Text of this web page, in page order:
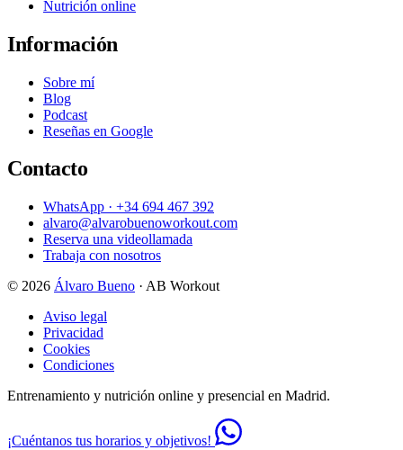
Nutrición online
Información
Sobre mí
Blog
Podcast
Reseñas en Google
Contacto
WhatsApp · +34 694 467 392
alvaro@alvarobuenoworkout.com
Reserva una videollamada
Trabaja con nosotros
© 2026 Álvaro Bueno · AB Workout
Aviso legal
Privacidad
Cookies
Condiciones
Entrenamiento y nutrición online y presencial en Madrid.
¡Cuéntanos tus horarios y objetivos!